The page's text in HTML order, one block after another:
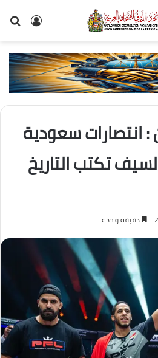
تسجيل
: انتصارات سعودية
تكتب التاريخ
دقيقة واحدة